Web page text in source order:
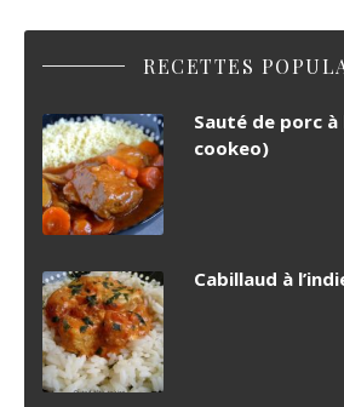
RECETTES
Sauté de porc
cookeo)
Cabillaud à